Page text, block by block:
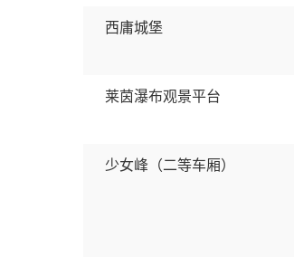
西庸城堡
莱茵瀑布观景平台
少女峰（二等车厢）